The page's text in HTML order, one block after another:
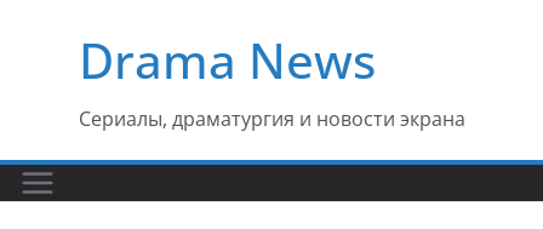
содержимомуDrama News
Сериалы, драматургия и новости экрана